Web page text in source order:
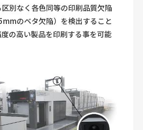
別なく各色同等の印刷品質欠陥
のベタ欠陥）を検出すること
の高い製品を印刷する事を可能